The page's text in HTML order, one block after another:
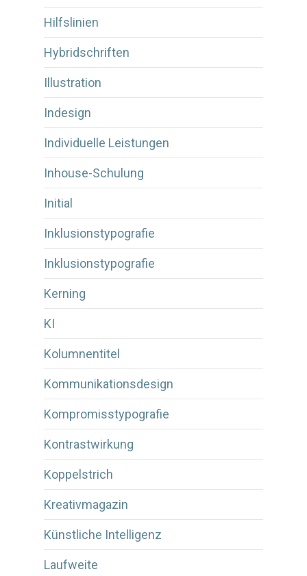
Hilfslinien
Hybridschriften
Illustration
Indesign
Individuelle Leistungen
Inhouse-Schulung
Initial
Inklusionstypografie
Inklusionstypografie
Kerning
KI
Kolumnentitel
Kommunikationsdesign
Kompromisstypografie
Kontrastwirkung
Koppelstrich
Kreativmagazin
Künstliche Intelligenz
Laufweite